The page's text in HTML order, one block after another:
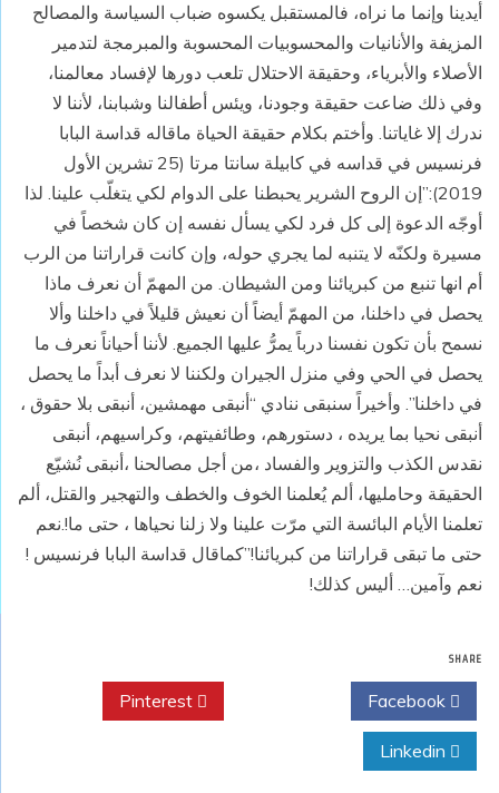
أيدينا وإنما ما نراه، فالمستقبل يكسوه ضباب السياسة والمصالح
المزيفة والأنانيات والمحسوبيات المحسوبة والمبرمجة لتدمير
الأصلاء والأبرياء، وحقيقة الاحتلال تلعب دورها لإفساد معالمنا،
وفي ذلك ضاعت حقيقة وجودنا، ويئس أطفالنا وشبابنا، لأننا لا
ندرك إلا غاياتنا. وأختم بكلام حقيقة الحياة ماقاله قداسة البابا
فرنسيس في قداسه في كابيلة سانتا مرتا (25 تشرين الأول
2019):”إن الروح الشرير يحبطنا على الدوام لكي يتغلّب علينا. لذا
أوجّه الدعوة إلى كل فرد لكي يسأل نفسه إن كان شخصاً في
مسيرة ولكنّه لا يتنبه لما يجري حوله، وإن كانت قراراتنا من الرب
أم انها تنبع من كبريائنا ومن الشيطان. من المهمّ أن نعرف ماذا
يحصل في داخلنا، من المهمّ أيضاً أن نعيش قليلاً في داخلنا وألا
نسمح بأن تكون نفسنا درباً يمرُّ عليها الجميع. لأننا أحياناً نعرف ما
يحصل في الحي وفي منزل الجيران ولكننا لا نعرف أبداً ما يحصل
في داخلنا”. وأخيراً سنبقى ننادي “أنبقى مهمشين، أنبقى بلا حقوق ،
أنبقى نحيا بما يريده ، دستورهم، وطائفيتهم، وكراسيهم، أنبقى
نقدس الكذب والتزوير والفساد ،من أجل مصالحنا ،أنبقى نُشيّع
الحقيقة وحامليها، ألم يُعلمنا الخوف والخطف والتهجير والقتل، ألم
تعلمنا الأيام البائسة التي مرّت علينا ولا زلنا نحياها ، حتى ما!.نعم
حتى ما تبقى قراراتنا من كبريائنا!”كماقال قداسة البابا فرنسيس !
نعم وآمين… أليس كذلك!
SHARE